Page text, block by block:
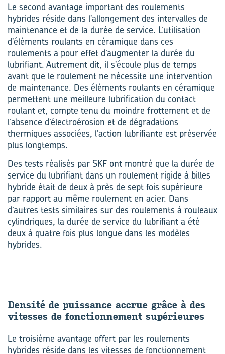
Le second avantage important des roulements
hybrides réside dans l’allongement des intervalles de
maintenance et de la durée de service. L’utilisation
d’éléments roulants en céramique dans ces
roulements a pour effet d’augmenter la durée du
lubrifiant. Autrement dit, il s’écoule plus de temps
avant que le roulement ne nécessite une intervention
de maintenance. Des éléments roulants en céramique
permettent une meilleure lubrification du contact
roulant et, compte tenu du moindre frottement et de
l’absence d’électroérosion et de dégradations
thermiques associées, l’action lubrifiante est préservée
plus longtemps.
Des tests réalisés par SKF ont montré que la durée de
service du lubrifiant dans un roulement rigide à billes
hybride était de deux à près de sept fois supérieure
par rapport au même roulement en acier. Dans
d’autres tests similaires sur des roulements à rouleaux
cylindriques, la durée de service du lubrifiant a été
deux à quatre fois plus longue dans les modèles
hybrides.
Den­si­té de puis­sance ac­crue grâce à des
vi­tesses de fonc­tion­ne­ment su­pé­rieures
Le troisième avantage offert par les roulements
hybrides réside dans les vitesses de fonctionnement